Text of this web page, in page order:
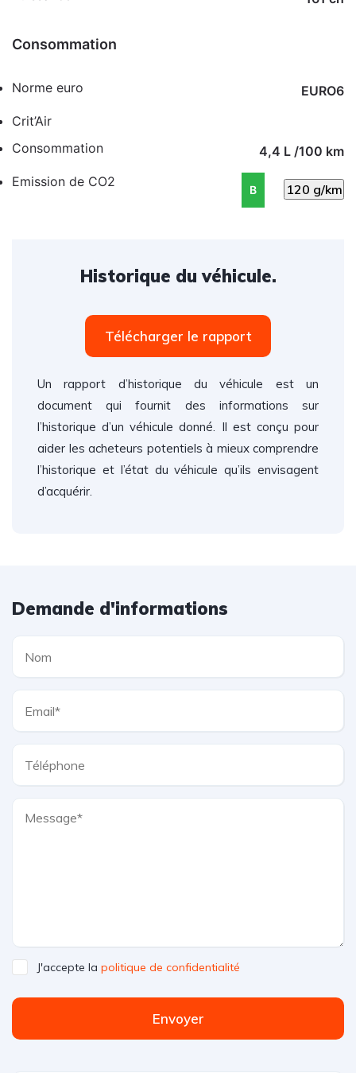
Consommation
Norme euro
EURO6
Crit’Air
Consommation
4,4 L /100 km
Emission de CO2
B 120 g/km
Historique du véhicule.
Télécharger le rapport
Un rapport d’historique du véhicule est un
document qui fournit des informations sur
l’historique d’un véhicule donné. Il est conçu pour
aider les acheteurs potentiels à mieux comprendre
l’historique et l’état du véhicule qu’ils envisagent
d’acquérir.
Demande d'informations
J'accepte la politique de confidentialité
Envoyer